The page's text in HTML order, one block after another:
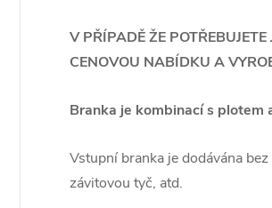
V PŘÍPADĚ ŽE
CENOVOU NABÍDKU A
Branka je kombinací s plotem
Vstupní branka je dodávána
závitovou tyč, atd.